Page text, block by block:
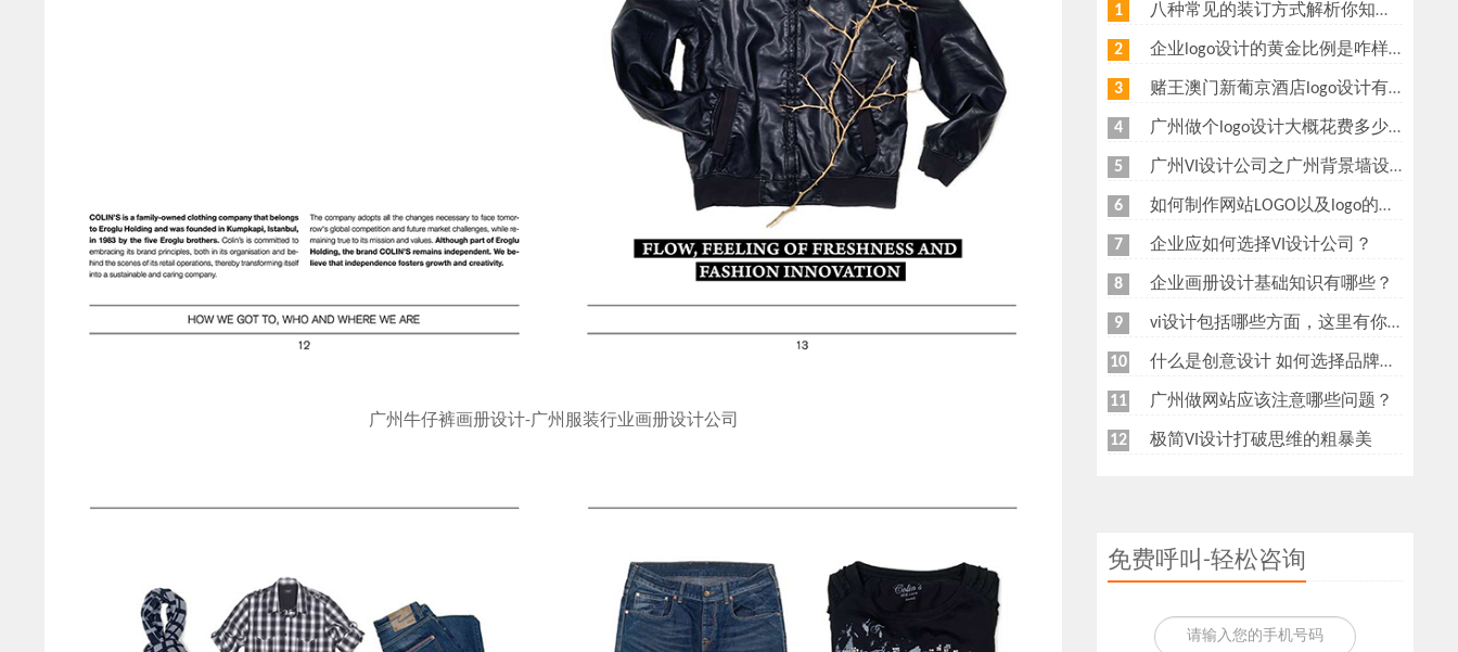
广州牛仔裤画册设计-广州服装行业画册设计公司
1 八种常见的装订方式解析你知道几种？画册装订方式指南
2 企业logo设计的黄金比例是咋样？
3 赌王澳门新葡京酒店logo设计有什么意义？为什么新葡京酒店logo要做金色主调？
4 广州做个logo设计大概花费多少钱
5 广州VI设计公司之广州背景墙设计多少钱？广州形象墙制作公司怎么收费？
6 如何制作网站LOGO以及logo的重要性
7 企业应如何选择VI设计公司？
8 企业画册设计基础知识有哪些？
9 vi设计包括哪些方面，这里有你想知道的
10 什么是创意设计 如何选择品牌创意设计公司
11 广州做网站应该注意哪些问题？
12 极简VI设计打破思维的粗暴美
免费呼叫-轻松咨询